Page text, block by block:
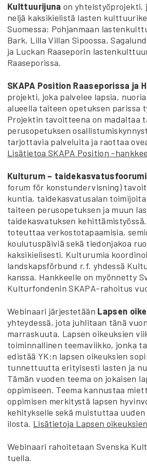
Kulttuurijuna on yhteistyöprojekti,
neljä kaksikielistä lasten
Suomessa: Pohjanmaan
Bark, Lilla Villan Sipoossa,
ja Luckan Raaseporin
Raaseporissa.
SKAPA Position Raaseporissa ja
projekti, joka palvelee lapsia,
alueella taiteen opetuksen parissa
Projektin tavoitteena on madaltaa
perusopetuksen
tarjottavia palveluita ja raottaa
Lisätietoa SKAPA Position -
Kulturum ­­–
forum för konstundervisning)
kuntia, taidekasvatusalan
taiteen perusopetuksen ja muun
taidekasvatuksen
toteuttaa verkostotapaamisia,
koulutuspäiviä sekä tiedonjakoa
kaksikielisesti. Kulturumia
landskapsförbund r.f. yhdessä
kanssa. Hankkeelle on myönnetty
Kulturfondenin SKAPA-rahoitus
Webinaari järjestetään Lapsen
yhteydessä, jota juhlitaan tänä
marraskuuta. Lapsen oikeuksien
toiminnallinen teemaviikko, jonka
edistää YK:n lapsen oikeuksien
tunnettuutta erityisesti lasten ja
Tämän vuoden teema on jokaisen
oppimiseen. Teema kannustaa
oppimisen merkitystä lapsen
kehitykselle sekä muistuttaa uuden
ilosta. Lisätietoja Lapsen
Webinaari rahoitetaan Svenska
tuella.